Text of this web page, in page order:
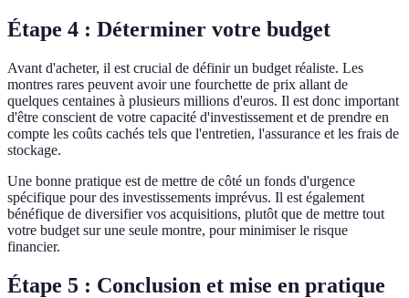
Étape 4 : Déterminer votre budget
Avant d'acheter, il est crucial de définir un budget réaliste. Les
montres rares peuvent avoir une fourchette de prix allant de
quelques centaines à plusieurs millions d'euros. Il est donc important
d'être conscient de votre capacité d'investissement et de prendre en
compte les coûts cachés tels que l'entretien, l'assurance et les frais de
stockage.
Une bonne pratique est de mettre de côté un fonds d'urgence
spécifique pour des investissements imprévus. Il est également
bénéfique de diversifier vos acquisitions, plutôt que de mettre tout
votre budget sur une seule montre, pour minimiser le risque
financier.
Étape 5 : Conclusion et mise en pratique